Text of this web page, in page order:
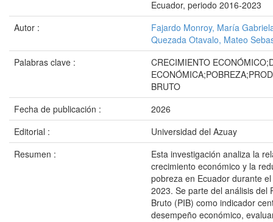
Ecuador, periodo 2016-2023
Autor :
Fajardo Monroy, María
Quezada Otavalo, Mateo
Palabras clave :
CRECIMIENTO
BRUTO
Fecha de publicación :
2026
Editorial :
Universidad del Azuay
Resumen :
Esta investigación analiza la
crecimiento económico y la
pobreza en Ecuador durante
2023. Se parte del análisis del
Bruto (PIB) como indicador
desempeño económico,